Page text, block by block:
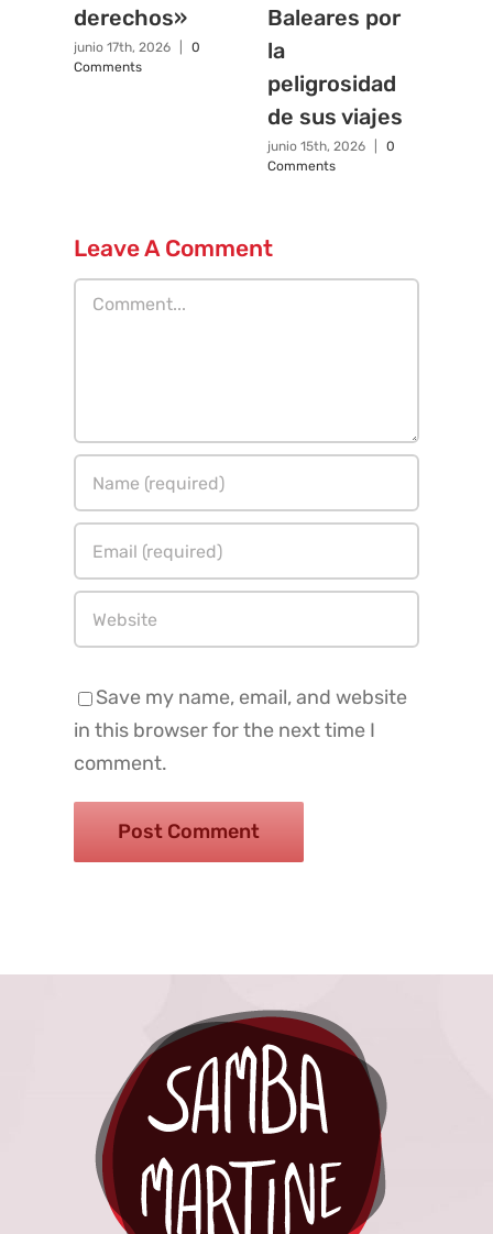
derechos»
junio 17th, 2026
0
Comments
Baleares por
la
peligrosidad
de sus viajes
junio 15th, 2026
0
Comments
Leave A Comment
Comment
Save my name, email, and website
in this browser for the next time I
comment.